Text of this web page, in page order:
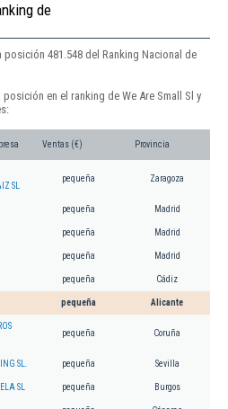
de
posición 481.548 del Ranking Nacional de
en el ranking de We Are Small Sl y
Ventas (€) Provincia
SL
pequeña Zaragoza
pequeña Madrid
pequeña Madrid
pequeña Madrid
pequeña Cádiz
pequeña Alicante
pequeña Coruña
SL. pequeña Sevilla
SL pequeña Burgos